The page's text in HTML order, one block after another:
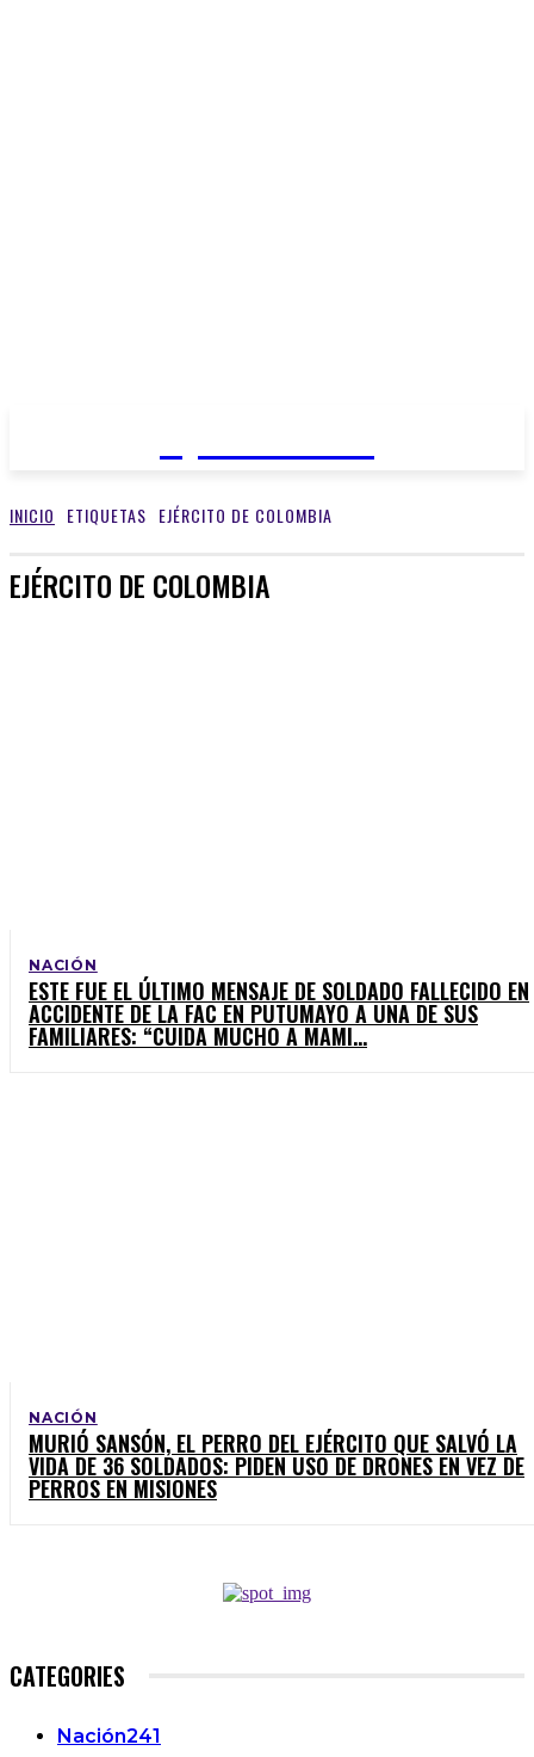
INICIO ETIQUETAS EJÉRCITO DE COLOMBIA
EJÉRCITO DE COLOMBIA
NACIÓN
ESTE FUE EL ÚLTIMO MENSAJE DE SOLDADO FALLECIDO EN
ACCIDENTE DE LA FAC EN PUTUMAYO A UNA DE SUS
FAMILIARES: “CUIDA MUCHO A MAMI...
NACIÓN
MURIÓ SANSÓN, EL PERRO DEL EJÉRCITO QUE SALVÓ LA
VIDA DE 36 SOLDADOS: PIDEN USO DE DRONES EN VEZ DE
PERROS EN MISIONES
CATEGORIES
Nación241